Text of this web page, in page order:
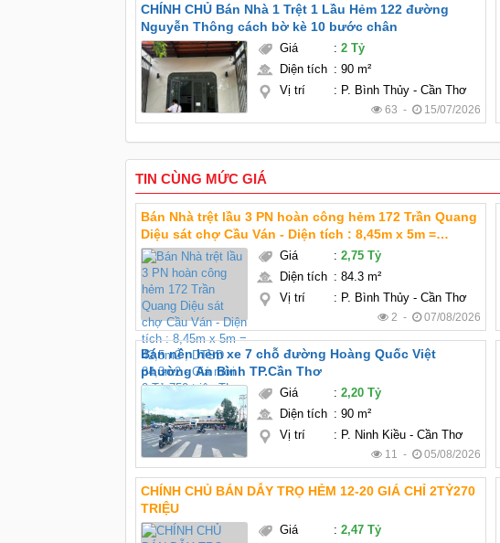
CHÍNH CHỦ Bán Nhà 1 Trệt 1 Lầu Hẻm 122 đường
Nguyễn Thông cách bờ kè 10 bước chân
Giá :2 Tỷ
Diện tích :90 m²
Vị trí
: P. Bình Thủy - Cần Thơ
63 - 15/07/2026
TIN CÙNG MỨC GIÁ
Bán Nhà trệt lầu 3 PN hoàn công hẻm 172 Trần Quang
Diệu sát chợ Cầu Ván - Diện tích : 8,45m x 5m =
42,5m2 , DTSD 84,3m2 - Giá mới : 2 Tỷ 750 triệu TL
chính chủ - Kết cấu : nhà trệt lầu 3 phòng ngủ (
Giá :2,75 Tỷ
Diện tích :84.3 m²
Vị trí
: P. Bình Thủy - Cần Thơ
2 - 07/08/2026
Bán nền hẻm xe 7 chỗ đường Hoàng Quốc Việt
phường An Bình TP.Cần Thơ
Giá :2,20 Tỷ
Diện tích :90 m²
Vị trí
: P. Ninh Kiều - Cần Thơ
11 - 05/08/2026
CHÍNH CHỦ BÁN DẪY TRỌ HẺM 12-20 GIÁ CHỈ 2TỶ270
TRIỆU
Giá :2,47 Tỷ